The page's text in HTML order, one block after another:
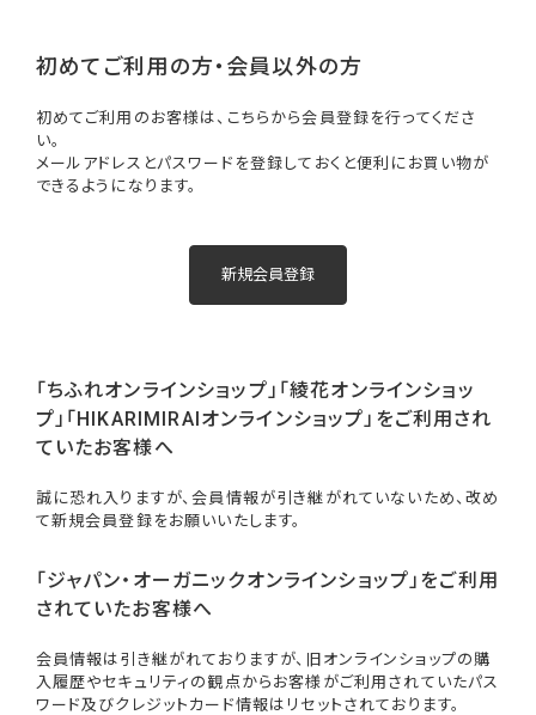
初めてご利用の方・会員以外の方
初めてご利用のお客様は、こちらから会員登録を行ってくださ
い。
メールアドレスとパスワードを登録しておくと便利にお買い物が
できるようになります。
「ちふれオンラインショップ」「綾花オンラインショッ
プ」「HIKARIMIRAIオンラインショップ」をご利用され
ていたお客様へ
誠に恐れ入りますが、会員情報が引き継がれていないため、改め
て新規会員登録をお願いいたします。
「ジャパン・オーガニックオンラインショップ」をご利用
されていたお客様へ
会員情報は引き継がれておりますが、旧オンラインショップの購
入履歴やセキュリティの観点からお客様がご利用されていたパス
ワード及びクレジットカード情報はリセットされております。